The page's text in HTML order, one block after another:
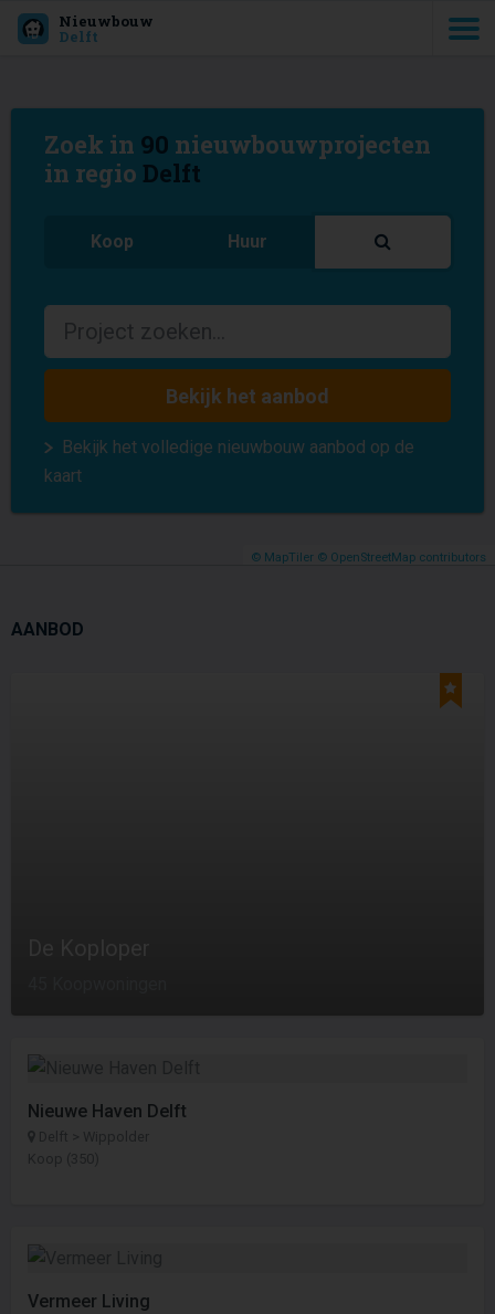
Nieuwbouw
Delft
© MapTiler © OpenStreetMap contributors
Zoek in 90 nieuwbouwprojecten
in regio Delft
Koop Huur
Bekijk het aanbod
Bekijk het volledige nieuwbouw aanbod op de
kaart
AANBOD
Nieuwe Haven Delft
Delft > Wippolder
Koop (350)
Vermeer Living